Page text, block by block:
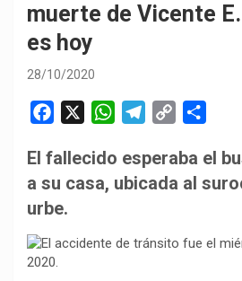
muerte de Vicente
es hoy
28/10/2020
c
e
b
o
W
a
t
p
l
e
a
p
y
n
m
p
t
El fallecido esperaba el
a su casa, ubicada al
urbe.